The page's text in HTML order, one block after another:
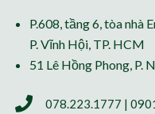
P.608, tầng 6, tòa nhà
P. Vĩnh Hội, TP. HCM
51 Lê Hồng Phong, P.
078.223.1777 |